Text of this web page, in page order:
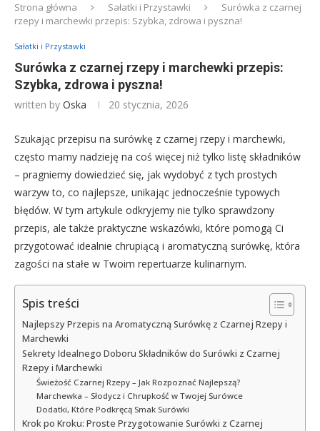
Strona główna Sałatki i Przystawki
Surówka z czarnej
rzepy i marchewki przepis: Szybka, zdrowa i pyszna!
Sałatki i Przystawki
Surówka z czarnej rzepy i marchewki przepis:
Szybka, zdrowa i pyszna!
written by Oska 20 stycznia, 2026
Szukając przepisu na surówkę z czarnej rzepy i marchewki,
często mamy nadzieję na coś więcej niż tylko listę składników
– pragniemy dowiedzieć się, jak wydobyć z tych prostych
warzyw to, co najlepsze, unikając jednocześnie typowych
błędów. W tym artykule odkryjemy nie tylko sprawdzony
przepis, ale także praktyczne wskazówki, które pomogą Ci
przygotować idealnie chrupiącą i aromatyczną surówkę, która
zagości na stałe w Twoim repertuarze kulinarnym.
Spis treści
Najlepszy Przepis na Aromatyczną Surówkę z Czarnej Rzepy i
Marchewki
Sekrety Idealnego Doboru Składników do Surówki z Czarnej
Rzepy i Marchewki
Świeżość Czarnej Rzepy – Jak Rozpoznać Najlepszą?
Marchewka – Słodycz i Chrupkość w Twojej Surówce
Dodatki, Które Podkręcą Smak Surówki
Krok po Kroku: Proste Przygotowanie Surówki z Czarnej